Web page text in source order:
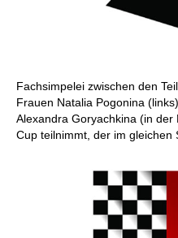
Fachsimpelei zwischen den
Frauen Natalia Pogonina
Alexandra Goryachkina (in
Cup teilnimmt, der im gleichen